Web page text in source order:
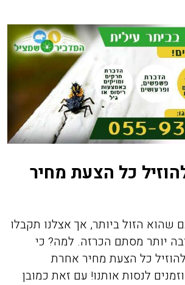
כל הצעת מחיר
שהוא הזול ביותר, אך אצלנו תקבלו
יותר מסתם הכרזה. למה? כי
כל הצעת מחיר אחרת
לנסות אותנו! עם זאת כמובן